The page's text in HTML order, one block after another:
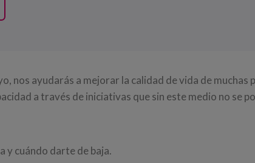
nos ayudarás a mejorar la calidad de vida de muchas
a través de iniciativas que sin este medio no se
y cuándo darte de baja.